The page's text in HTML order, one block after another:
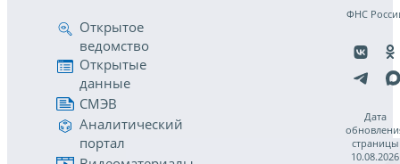
Открытое
ведомство
Открытые
данные
СМЭВ
Аналитический
портал
ФНС
Дата
страницы
10.08.2026